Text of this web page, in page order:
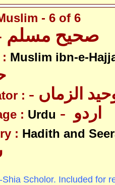
- 6 of 6
صحیح مسلم - 6 /
Muslim ibn-e-
: الزماں
: Urdu
: Hadith and
Shia Scholor. Included for